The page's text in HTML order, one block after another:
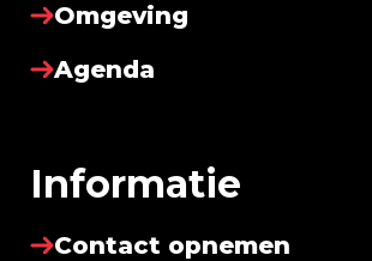
Omgeving
Agenda
Informatie
Contact opnemen